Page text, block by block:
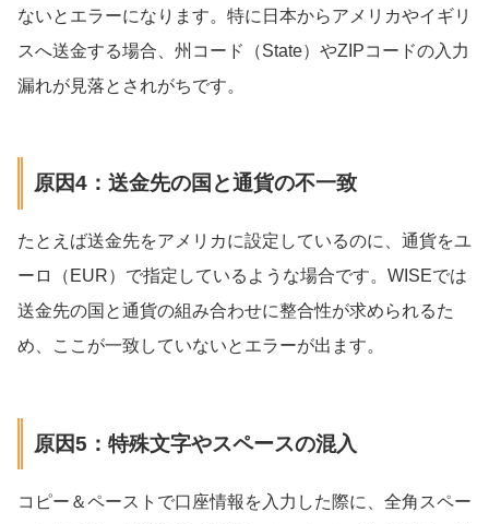
ないとエラーになります。特に日本からアメリカやイギリ
スへ送金する場合、州コード（State）やZIPコードの入力
漏れが見落とされがちです。
原因4：送金先の国と通貨の不一致
たとえば送金先をアメリカに設定しているのに、通貨をユ
ーロ（EUR）で指定しているような場合です。WISEでは
送金先の国と通貨の組み合わせに整合性が求められるた
め、ここが一致していないとエラーが出ます。
原因5：特殊文字やスペースの混入
コピー＆ペーストで口座情報を入力した際に、全角スペー